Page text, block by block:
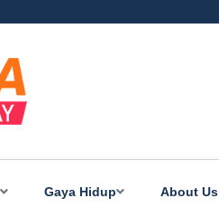
Gaya Hidup About Us